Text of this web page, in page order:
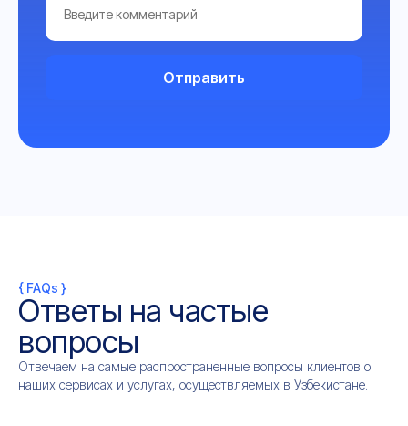
Отправить
{ FAQs }
Ответы на частые
вопросы
Отвечаем на самые распространенные вопросы клиентов о
наших сервисах и услугах, осуществляемых в Узбекистане.